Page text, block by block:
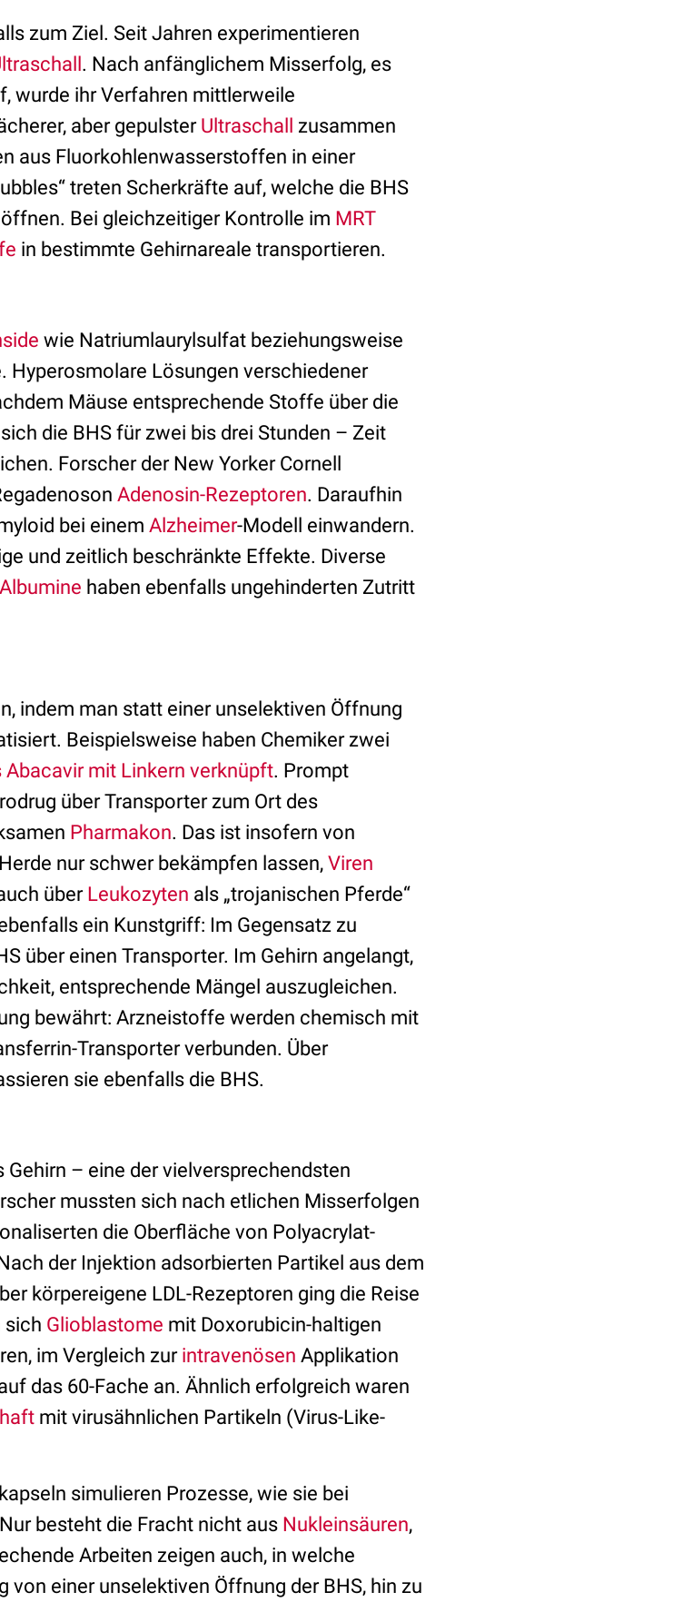
zum Ziel. Seit Jahren experimentieren
. Nach anfänglichem Misserfolg, es
wurde ihr Verfahren mittlerweile
aber gepulsterUltraschall zusammen
aus Fluorkohlenwasserstoffen in einer
treten Scherkräfte auf, welche die BHS
öffnen. Bei gleichzeitiger Kontrolle im MRT
in bestimmte Gehirnareale transportieren.
wie Natriumlaurylsulfat beziehungsweise
Hyperosmolare Lösungen verschiedener
Mäuse entsprechende Stoffe über die
die BHS für zwei bis drei Stunden – Zeit
Forscher der New Yorker Cornell
Adenosin-Rezeptoren. Daraufhin
bei einem Alzheimer-Modell einwandern.
und zeitlich beschränkte Effekte. Diverse
Albumine haben ebenfalls ungehinderten Zutritt
indem man statt einer unselektiven Öffnung
Beispielsweise haben Chemiker zwei
mit Linkern verknüpft. Prompt
über Transporter zum Ort des
Pharmakon. Das ist insofern von
nur schwer bekämpfen lassen, Viren
über Leukozyten als „trojanischen Pferde“
ein Kunstgriff: Im Gegensatz zu
über einen Transporter. Im Gehirn angelangt,
entsprechende Mängel auszugleichen.
bewährt: Arzneistoffe werden chemisch mit
Transporter verbunden. Über
sie ebenfalls die BHS.
– eine der vielversprechendsten
mussten sich nach etlichen Misserfolgen
die Oberfläche von Polyacrylat-
der Injektion adsorbierten Partikel aus dem
körpereigene LDL-Rezeptoren ging die Reise
sich Glioblastome mit Doxorubicin-haltigen
im Vergleich zur intravenösen Applikation
das 60-Fache an. Ähnlich erfolgreich waren
mit virusähnlichen Partikeln (Virus-Like-
simulieren Prozesse, wie sie bei
besteht die Fracht nicht aus Nukleinsäuren,
Arbeiten zeigen auch, in welche
von einer unselektiven Öffnung der BHS, hin zu